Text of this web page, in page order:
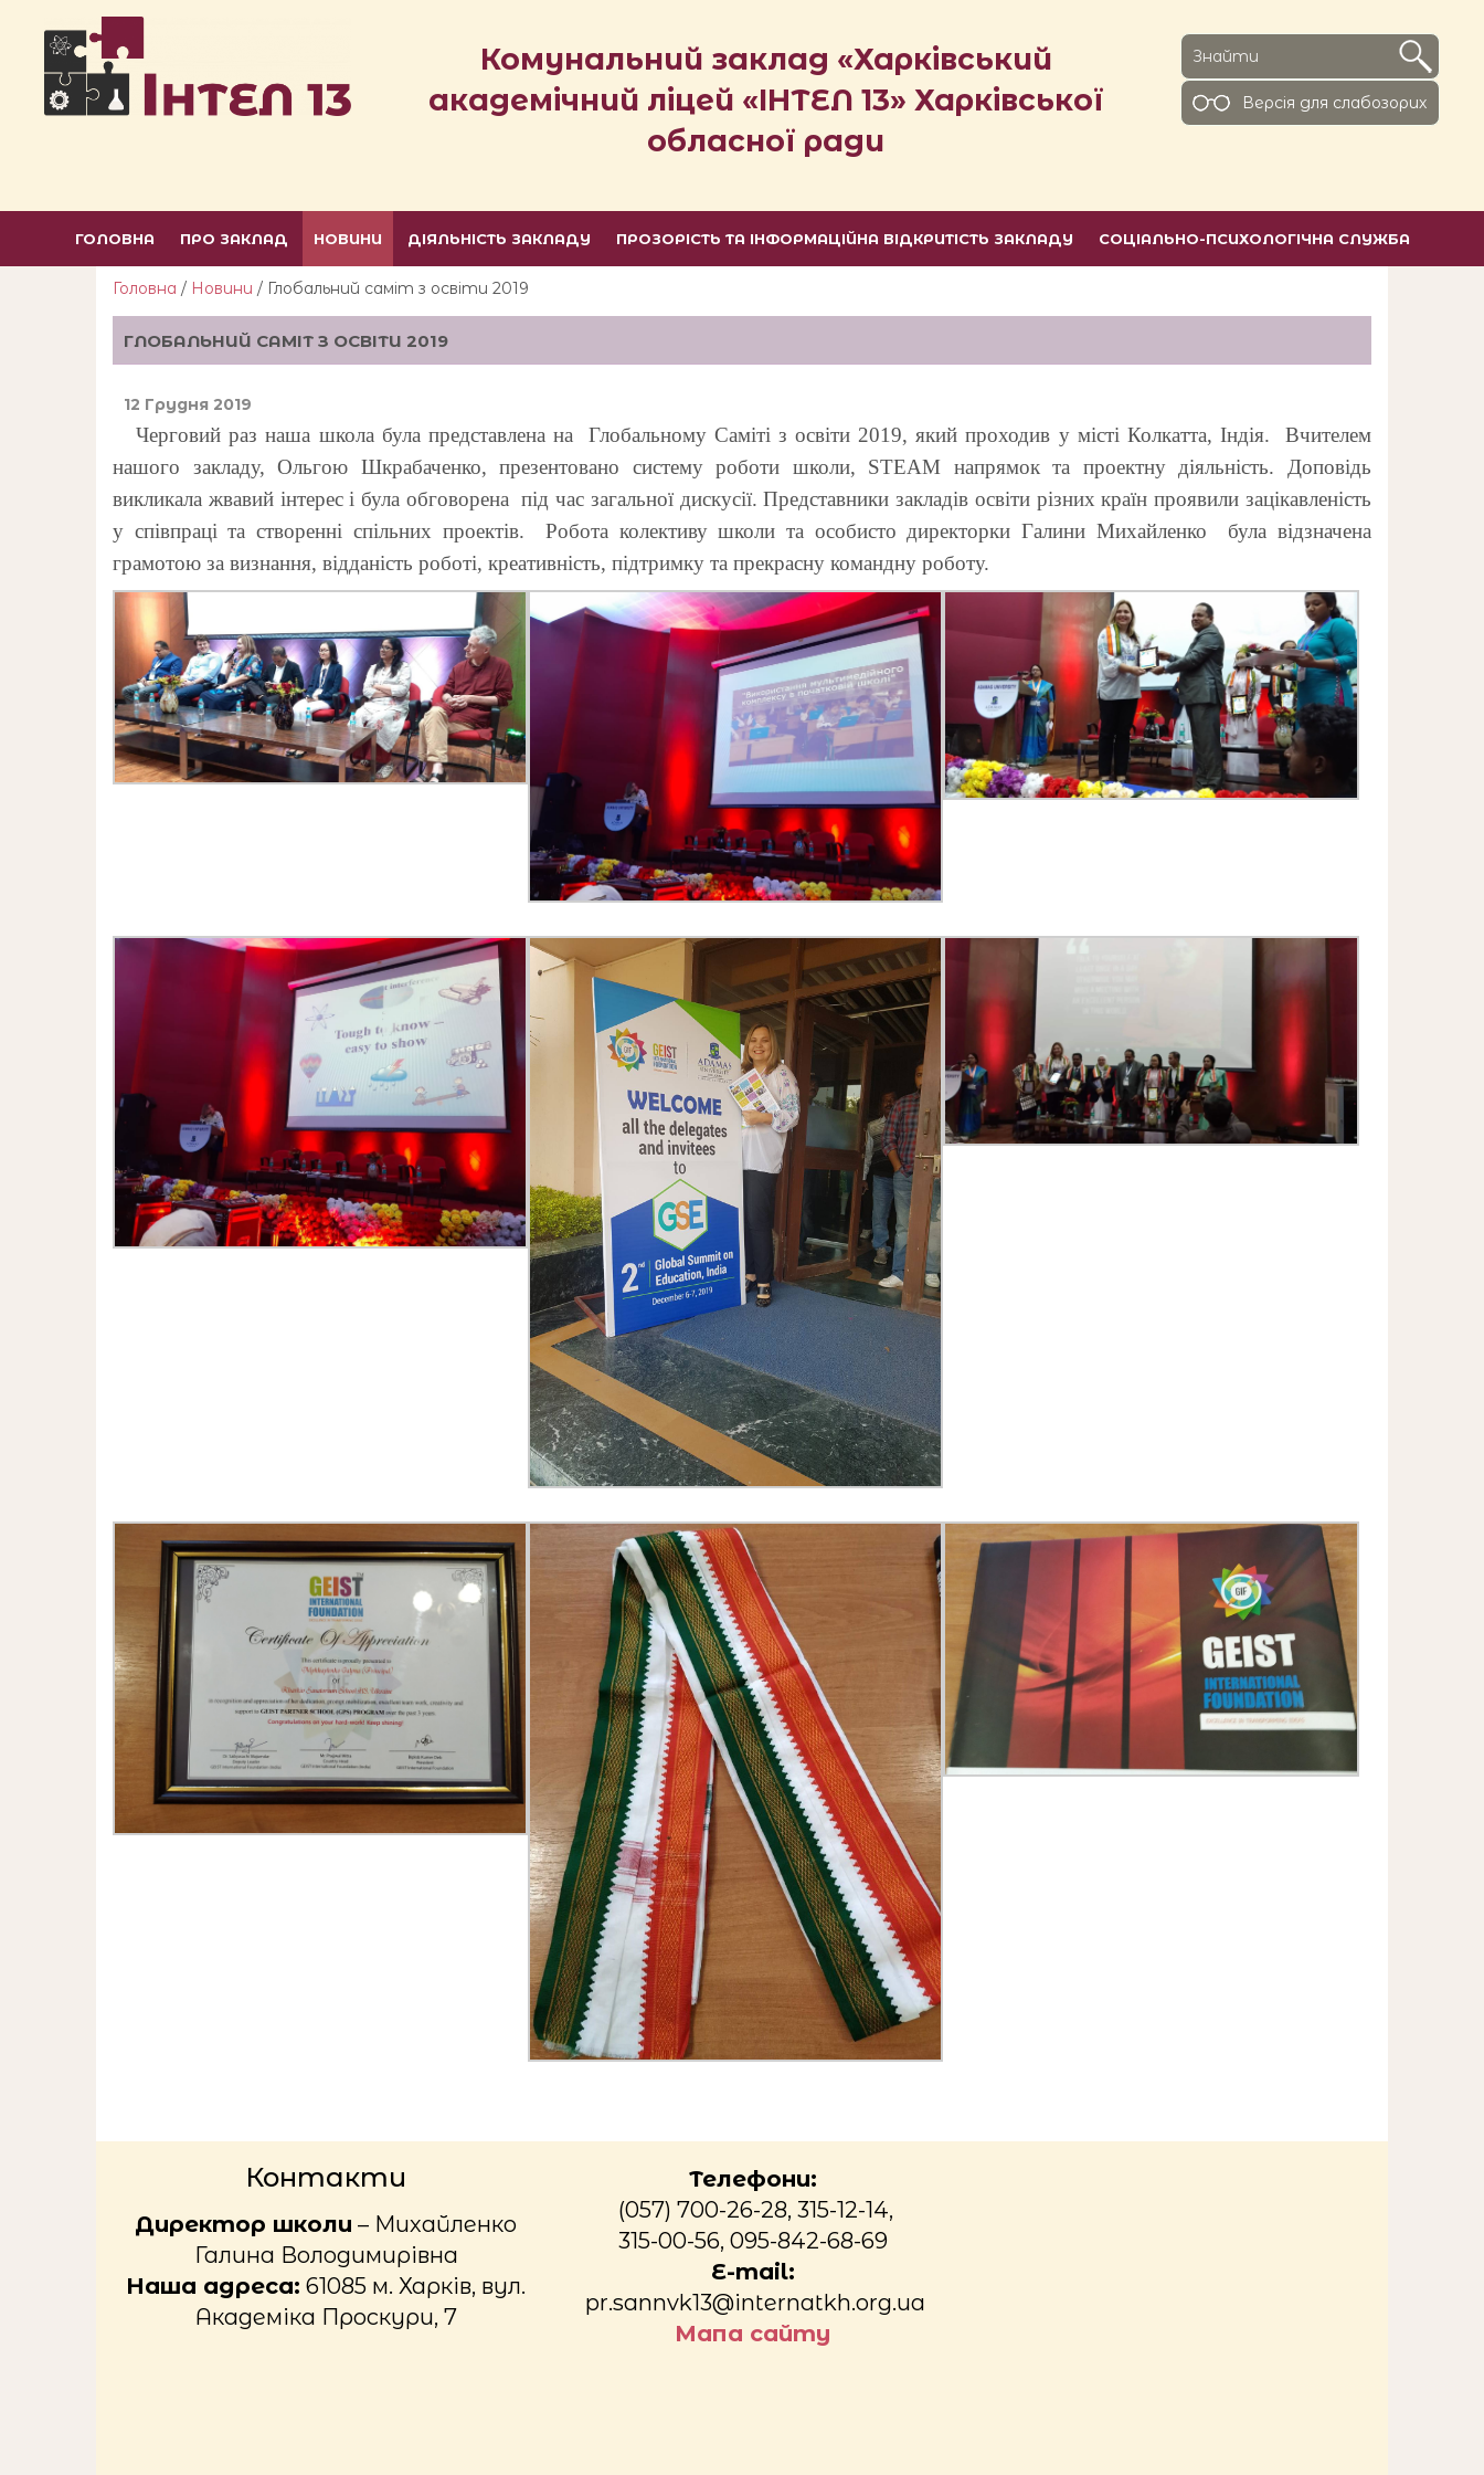
Комунальний заклад «Харківський
академічний ліцей «ІНТЕЛ 13» Харківської
обласної ради
Версiя для слабозорих
ГОЛОВНА ПРО ЗАКЛАД НОВИНИ ДІЯЛЬНІСТЬ ЗАКЛАДУ ПРОЗОРІСТЬ ТА ІНФОРМАЦІЙНА ВІДКРИТІСТЬ ЗАКЛАДУ СОЦІАЛЬНО-ПСИХОЛОГІЧНА СЛУЖБА
Головна / Новини / Глобальний саміт з освіти 2019
ГЛОБАЛЬНИЙ САМІТ З ОСВІТИ 2019
12 Грудня 2019
Черговий раз наша школа була представлена на Глобальному Саміті з освіти 2019, який проходив у місті Колкатта, Індія. Вчителем
нашого закладу, Ольгою Шкрабаченко, презентовано систему роботи школи, STEAM напрямок та проектну діяльність. Доповідь
викликала жвавий інтерес і була обговорена під час загальної дискусії. Представники закладів освіти різних країн проявили зацікавленість
у співпраці та створенні спільних проектів. Робота колективу школи та особисто директоркиГалини Михайленко була відзначена
грамотою за визнання, відданість роботі, креативність, підтримку та прекрасну командну роботу.
Контакти
Директор школи – Михайленко
Галина Володимирівна
Наша адреса: 61085 м. Харків, вул.
Академіка Проскури, 7
Телефони:
(057) 700-26-28, 315-12-14,
315-00-56, 095-842-68-69
E-mail:
pr.sannvk13@internatkh.org.ua
Мапа сайту